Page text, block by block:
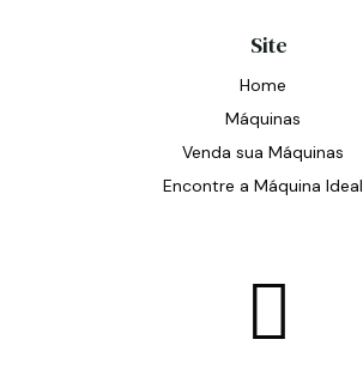
Site
Home
Máquinas
Venda sua Máquinas
Encontre a Máquina Ideal
